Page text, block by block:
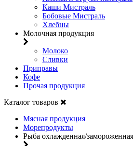
Каши Мистраль
Бобовые Мистраль
Хлебцы
Молочная продукция
Молоко
Сливки
Приправы
Кофе
Прочая продукция
Каталог товаров
Мясная продукция
Морепродукты
Рыба охлажденная/